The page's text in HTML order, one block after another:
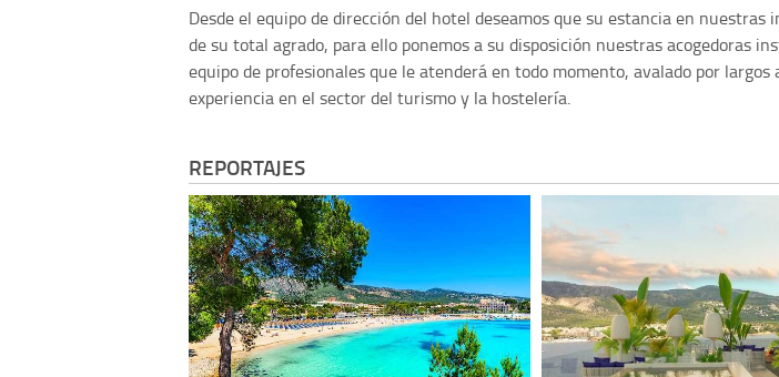
Desde el equipo de dirección del hotel deseamos que su estancia en nuestras
de su total agrado, para ello ponemos a su disposición nuestras acogedoras
equipo de profesionales que le atenderá en todo momento, avalado por largos
experiencia en el sector del turismo y la hostelería.
REPORTAJES